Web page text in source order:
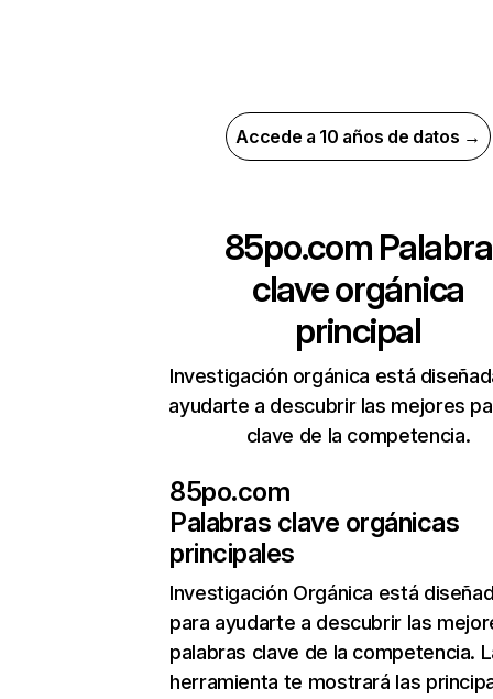
Accede a 10 años de datos →
85po.com Palabra
clave orgánica
principal
Investigación orgánica está
ayudarte a descubrir las mejores
clave de la competencia.
85po.com
Palabras clave orgánicas
principales
Investigación Orgánica está
para ayudarte a descubrir las
palabras clave de la competencia.
herramienta te mostrará las